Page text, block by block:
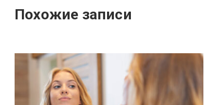
Похожие записи